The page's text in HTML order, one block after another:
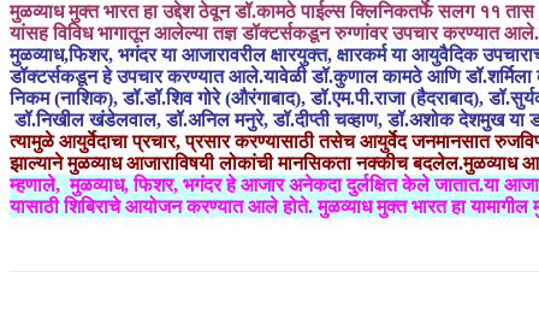
मुळव्याध मुक्त भारत हा उद्देश ठेवून डॉ.कामठे पाईल्स क्लिनिकतर्फे सलग ११
यांसह विविध भागातून आलेल्या तज्ञ डॉक्टर्सकडून रुग्णांवर उपचार करण्यात
मुळव्याध,फिशर, भगंदर या आजारावरील क्षारयुक्त, क्षारकर्म या आयुवैदिक
डॉक्टर्सकडून हे उपचार करण्यात आले.यावेळी डॉ.कुणाल कामठे आणि डॉ.शर्मिला
निकम (नाशिक), डॉ.डॉ.शिव गोरे (औरंगाबाद), डॉ.एम.पी.राजा (हैदराबाद),
डॉ.निखील खंडेलवाल, डॉ.अनिल मनुरे, डॉ.दीप्ती चव्हाण, डॉ.अशोक देशमुख या
त्यामुळे आयुर्वेदाचा प्रचार, प्रसार करण्यासाठी तसेच आयुर्वेद जनमानसात
झाल्याने मुळव्याध आजाराविषयी लोकांची
म्हणाले, मुळव्याध, फिशर, भगंदर हे आजार अनेकदा दुर्लक्षित केले जातात.या
यासाठी शिबिराचे आयोजन करण्यात आले होते. मुळव्याध मुक्त भारत हा यामागील